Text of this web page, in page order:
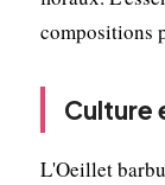
compositions
Culture
L'Oeillet